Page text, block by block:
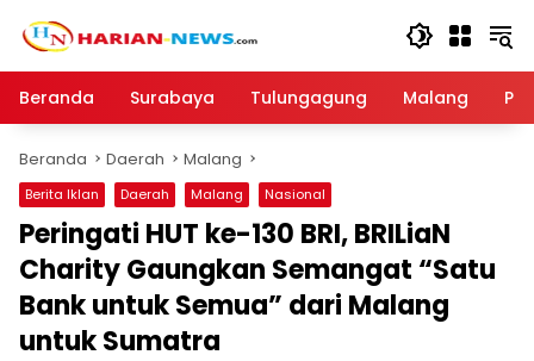
Beranda
Surabaya Tulungagung Malang
Beranda Daerah Malang
Berita Iklan Daerah Malang Nasional
Peringati HUT ke-130 BRI, BRILiaN
Charity Gaungkan Semangat “Satu
Bank untuk Semua” dari Malang
untuk Sumatra